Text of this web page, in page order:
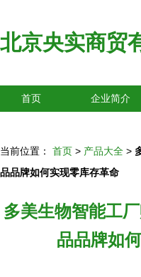
北京央实商贸
首页 企业简介
当前位置： 首页 > 产品大全 >
品品牌如何实现零库存革命
多美生物智能工
品品牌如